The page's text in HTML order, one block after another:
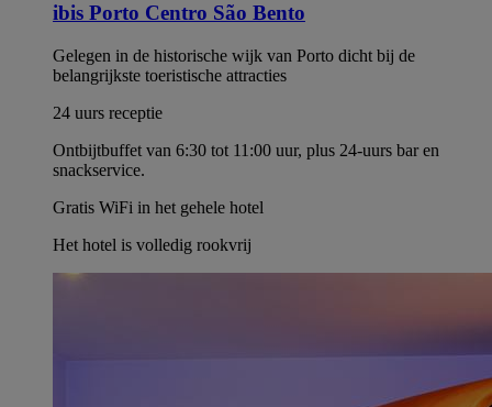
ibis Porto Centro São Bento
Gelegen in de historische wijk van Porto dicht bij de
belangrijkste toeristische attracties
24 uurs receptie
Ontbijtbuffet van 6:30 tot 11:00 uur, plus 24-uurs bar en
snackservice.
Gratis WiFi in het gehele hotel
Het hotel is volledig rookvrij